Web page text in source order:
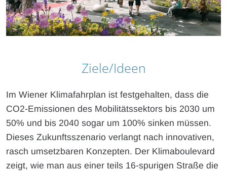
Ziele/Ideen
Im Wiener Klimafahrplan ist festgehalten, dass die
CO2-Emissionen des Mobilitätssektors bis 2030 um
50% und bis 2040 sogar um 100% sinken müssen.
Dieses Zukunftsszenario verlangt nach innovativen,
rasch umsetzbaren Konzepten. Der Klimaboulevard
zeigt, wie man aus einer teils 16-spurigen Straße die